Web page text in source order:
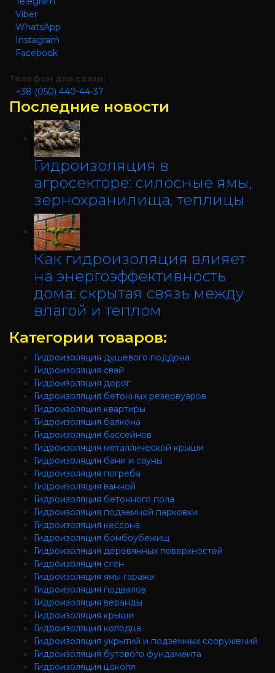
Viber
WhatsApp
Instagram
Facebook
Телефон для связи:
+38 (050) 440-44-37
Последние новости
Гидроизоляция в
агросекторе: силосные ямы,
зернохранилища, теплицы
Как гидроизоляция влияет
на энергоэффективность
дома: скрытая связь между
влагой и теплом
Категории товаров:
Гидроизоляция душевого поддона
Гидроизоляция свай
Гидроизоляция дорог
Гидроизоляция бетонных резервуаров
Гидроизоляция квартиры
Гидроизоляция балкона
Гидроизоляция бассейнов
Гидроизоляция металлической крыши
Гидроизоляция бани и сауны
Гидроизоляция погреба
Гидроизоляция ванной
Гидроизоляция бетонного пола
Гидроизоляция подземной парковки
Гидроизоляция кессона
Гидроизоляция бомбоубежищ
Гидроизоляция деревянных поверхностей
Гидроизоляция стен
Гидроизоляция ямы гаража
Гидроизоляция подвалов
Гидроизоляция веранды
Гидроизоляция крыши
Гидроизоляция колодца
Гидроизоляция укрытий и подземных сооружений
Гидроизоляция бутового фундамента
Гидроизоляция цоколя